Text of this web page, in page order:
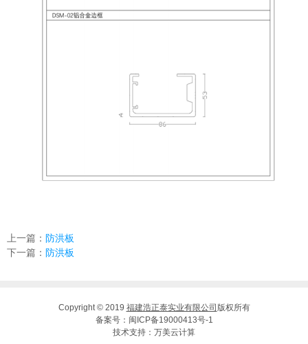
上一篇： 防洪板
下一篇： 防洪板
Copyright © 2019 福建浩正泰实业有限公司 版权所有
备案号： 闽ICP备19000413号-1
技术支持： 万美云计算